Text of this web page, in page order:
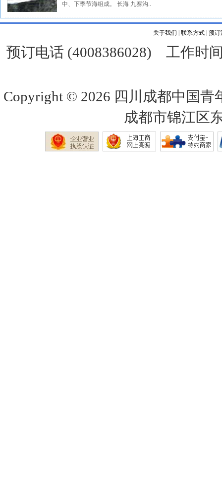
中、下季节海组成。 长海 九寨沟..
关于我们 联系方式| 预订
预订电话 (4008386028) 工作时
Copyright © 2026 四川成都中国青
成都市锦江区